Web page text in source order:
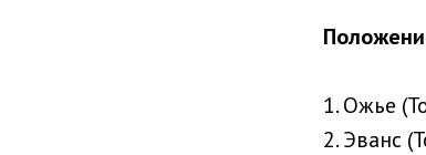
1. Ожье
2. Эванс